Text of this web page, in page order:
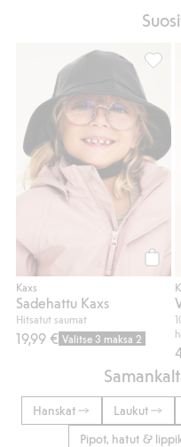
Osta
Kaxs
Sadehattu Kaxs
Hitsatut saumat
19,99 € Valitse 3 maksa 2
Hanskat Laukut
Pipot, hatut &